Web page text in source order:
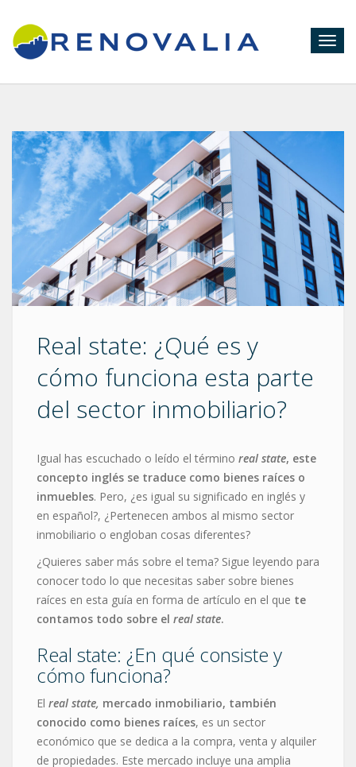
Real state: ¿Qué es y
cómo funciona esta parte
del sector inmobiliario?
Igual has escuchado o leído el término real state, este
concepto inglés se traduce como bienes raíces o
inmuebles. Pero, ¿es igual su significado en inglés y
en español?, ¿Pertenecen ambos al mismo sector
inmobiliario o engloban cosas diferentes?
¿Quieres saber más sobre el tema? Sigue leyendo para
conocer todo lo que necesitas saber sobre bienes
raíces en esta guía en forma de artículo en el que te
contamos todo sobre el real state.
Real state: ¿En qué consiste y
cómo funciona?
El real state, mercado inmobiliario, también
conocido como bienes raíces, es un sector
económico que se dedica a la compra, venta y alquiler
de propiedades. Este mercado incluye una amplia